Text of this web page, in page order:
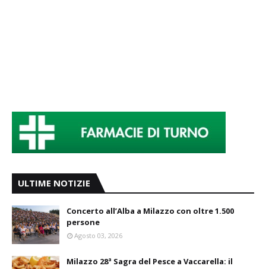
ULTIME NOTIZIE
Concerto all’Alba a Milazzo con oltre 1.500
persone
Agosto 03, 2026
Milazzo 28ª Sagra del Pesce a Vaccarella: il